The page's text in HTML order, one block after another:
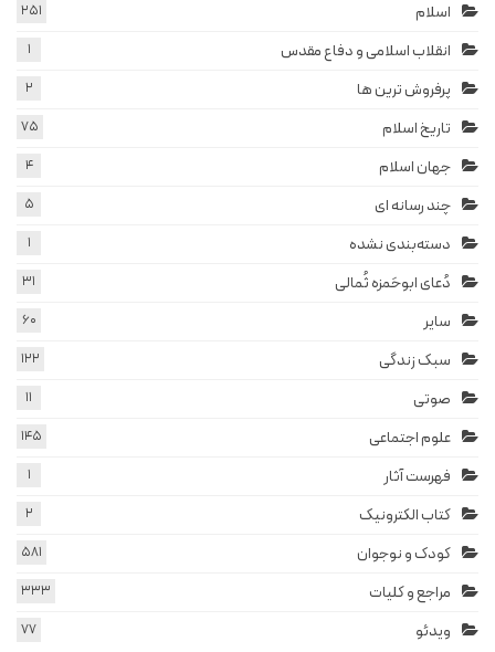
اسلام 251
انقلاب اسلامی و دفاع مقدس 1
پرفروش ترین ها 2
تاریخ اسلام 75
جهان اسلام 4
چند رسانه ای 5
دسته‌بندی نشده 1
دُعای ابوحَمزه ثُمالی 31
سایر 60
سبک زندگی 122
صوتی 11
علوم اجتماعی 145
فهرست آثار 1
کتاب الکترونیک 2
کودک و نوجوان 581
مراجع و کلیات 333
ویدئو 77